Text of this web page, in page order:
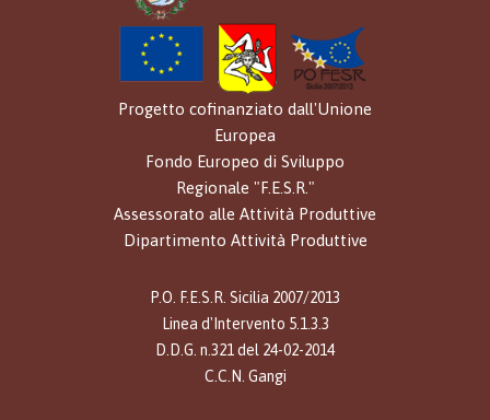
Progetto cofinanziato dall'Unione
Europea
Fondo Europeo di Sviluppo
Regionale "F.E.S.R."
Assessorato alle Attività Produttive
Dipartimento Attività Produttive
P.O. F.E.S.R. Sicilia 2007/2013
Linea d'Intervento 5.1.3.3
D.D.G. n.321 del 24-02-2014
C.C.N. Gangi